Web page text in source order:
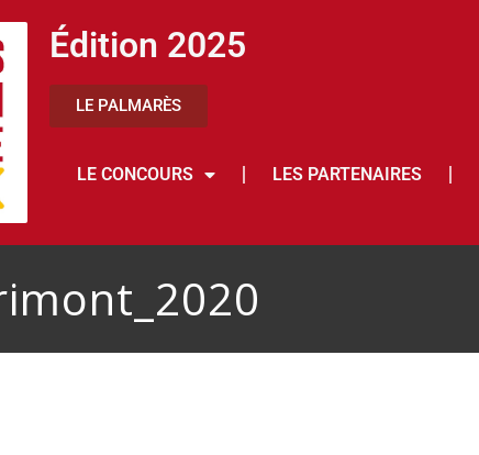
Édition 2025
LE PALMARÈS
LE CONCOURS LES PARTENAIRES